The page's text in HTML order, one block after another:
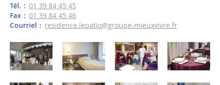
Tél.
01 39 84 45 45
Fax
01 39 84 45 46
Courriel
residence.lepatio@groupe-mieuxvivre.fr